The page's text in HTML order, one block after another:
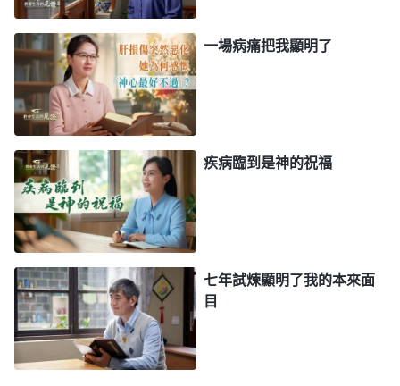
領看我年齡大了，考慮我的安全讓我在家盡接待本
分，順便澆灌幾個新人，我就有些失落，擔心盡這點
有限的本分神不稱許。看到自己没有年輕人反應快就
擔心以後年齡越來越大各方面都跟不上，能盡的本分
會越來越少。尤其後來自己的本分陸續失去了，又臨
到病痛，我心裏更失落難受，認為我現在盡不上本分
蒙拯救更没希望了，就陷入愁苦憂慮的情形中，禱
告、讀神的話也没勁了，還看電視劇打發時間。我這
不就是活在消沉情緒裏與神對抗嗎？我趕緊來到神的
面前向神禱告：「神哪，我想從消沉的情形裏走出
來，願你開啓帶領我。」
後來我看到一段神的話，對自己信神的摻雜有了
點認識。全能神説：「人信神都是為了得福，都是為
一場病痛把我顯明了
疾病臨到是神的祝福
七年試煉顯明了我的本來面
目